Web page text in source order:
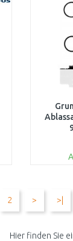
2 > >|
Hier finden Sie